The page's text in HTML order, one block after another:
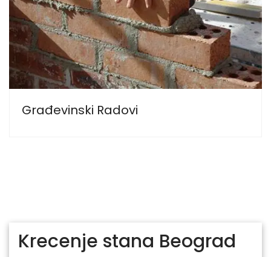
Građevinski Radovi
Krecenje stana Beograd